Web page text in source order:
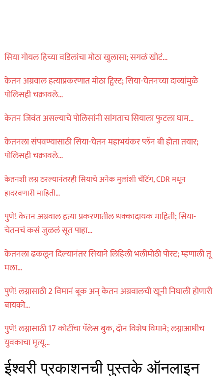
सिया गोयल हिच्या वडिलांचा मोठा खुलासा; सगळं खोटं…
केतन अग्रवाल हत्याप्रकरणात मोठा ट्विस्ट; सिया-चेतनच्या दाव्यांमुळे
पोलिसही चक्रावले…
केतन जिवंत असल्याचे पोलिसांनी सांगताच सियाला फुटला घाम…
केतनला संपवण्यासाठी सिया-चेतन महाभयंकर प्लॅन बी होता तयार;
पोलिसही चक्रावले…
केतनशी लग्न ठरल्यानंतरही सियाचे अनेक मुलांशी चॅटिंग, CDR मधून
हादरवणारी माहिती…
पुणे! केतन अग्रवाल हत्या प्रकरणातील धक्कादायक माहिती; सिया-
चेतनचं कसं जुळलं सूत पाहा…
केतनला ढकलून दिल्यानंतर सियाने लिहिली भलीमोठी पोस्ट; म्हणाली तू
मला…
पुणे! लग्नासाठी 2 विमानं बूक अन् केतन अग्रवालची खूनी निघाली होणारी
बायको…
पुणे! लग्नासाठी 17 कोटींचा पॅलेस बुक, दोन विशेष विमाने; लग्नाआधीच
युवकाचा मृत्यू…